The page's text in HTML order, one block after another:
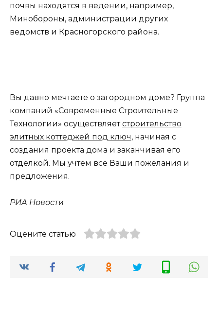
почвы находятся в ведении, например,
Минобороны, администрации других
ведомств и Красногорского района.
Вы давно мечтаете о загородном доме? Группа
компаний «Современные Строительные
Технологии» осуществляетстроительство
элитных коттеджей под ключ, начиная с
создания проекта дома и заканчивая его
отделкой. Мы учтем все Ваши пожелания и
предложения.
РИА Новости
Оцените статью